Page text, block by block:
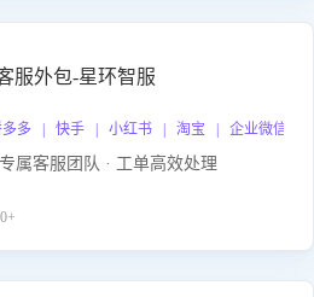
服外包-星环智服
多 | 快手 | 小红书 | 淘宝 | 企业微信
属客服团队 · 工单高效处理